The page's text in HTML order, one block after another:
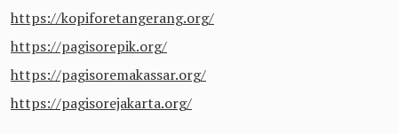
https://kopiforetangerang.org/
https://pagisorepik.org/
https://pagisoremakassar.org/
https://pagisorejakarta.org/